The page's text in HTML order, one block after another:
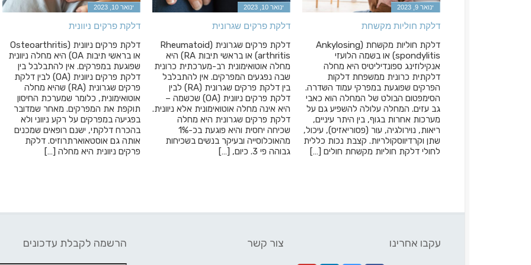
ינואר 10, 2023
דלקת פרקים ניוונית
דלקת פרקים ניוונית (Osteoarthritis
או בראשי תיבות OA) היא מחלה ניוונית
שפוגעת במפרקים. אין להתבלבל בין
דלקת פרקים ניוונית (OA) לבין דלקת
פרקים שגרונית (RA) שהיא מחלה
אוטואימונית, כלומר שמערכת החיסון
תוקפת את המפרקים. מאחר שמדובר
בפגיעה במפרקים על רקע ניווני ולא
בהכרח דלקתי, ישנם רופאים שמכנים
אותה גם אוסטאוארתרוזיס. דלקת
פרקים ניוונית היא מחלה […]
ינואר 10, 2023
דלקת פרקים שגרונית
דלקת פרקים שגרונית (Rheumatoid
arthritis) או בראשי תיבות RA) היא
מחלה אוטואימונית רב-מערכתית כרונית
שבה נפגעים המפרקים. אין להתבלבל
בין דלקת פרקים שגרונית (RA) לבין
דלקת פרקים ניוונית (OA) שכשמה –
היא אינה מחלה אוטואימונית אלא ניוונית.
דלקת פרקים שגרונית היא מחלה
שכיחה יחסית והיא פוגעת בכ-1%
מהאוכלוסייה ובעיקר בנשים בשכיחות
גבוהה פי 3. כיום, […]
ינואר 9, 2023
דלקת חוליות מקשחת
דלקת חוליות מקשחת (Ankylosing
spondylitis) או בשמה הלועזי
אנקילוזינג ספונדיליטיס היא מחלה
דלקתית כרונית ממשפחת דלקות
הפרקים שפוגעת במפרקי עמוד השדרה.
הסימפטום הבולט של המחלה הוא כאבי
גב עזים. המחלה עלולה להשפיע גם על
מערכות אחרות בגוף, בין היתר עיניים,
ריאות, נוירולגיה, עור (פסוריאזיס), עיכול,
שתן וקרדיווסקולריות. קצבת נכות כללית
לחולי דלקת חוליות מקשחת חולים […]
עקבו אחרינו צור קשר הרשמה לקבלת עדכונים